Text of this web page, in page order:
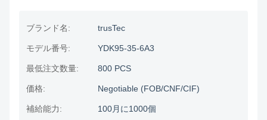
ブランド名: trusTec
モデル番号: YDK95-35-6A3
最低注文数量: 800 PCS
価格: Negotiable (FOB/CNF/CIF)
補給能力: 100月に1000個